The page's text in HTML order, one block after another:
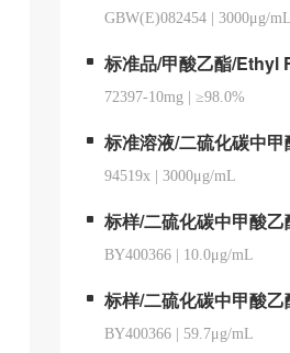
GBW(E)082454 3000μg/mL
标准品/甲酸乙酯/Ethyl
72397-10mg ≥98.0%
标准溶液/二硫化碳中甲
94519x 3000μg/mL
标样/二硫化碳中甲酸乙
BY400366 10.0μg/mL
标样/二硫化碳中甲酸乙
BY400366 59.7μg/mL